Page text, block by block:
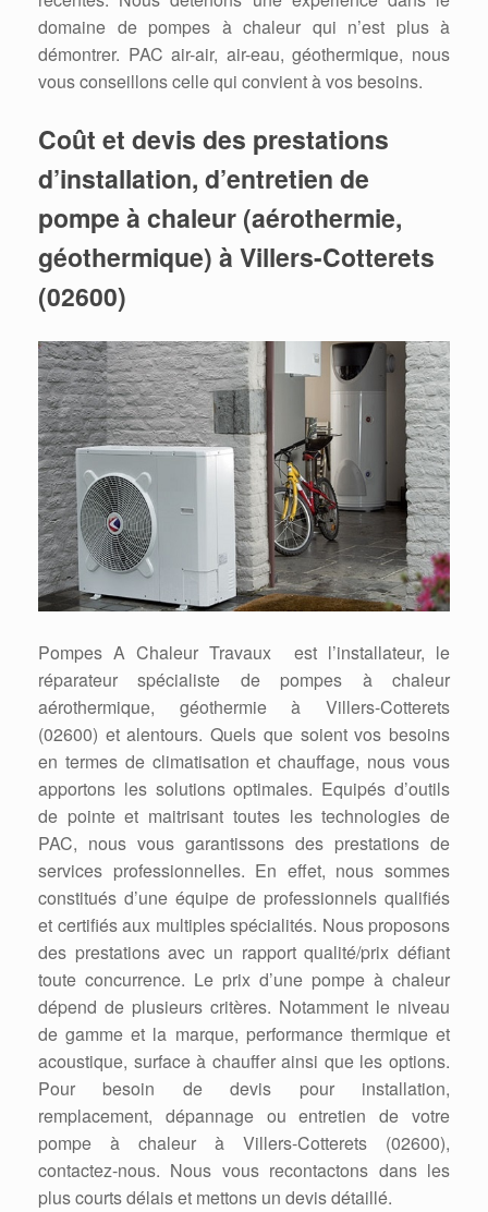
domaine de pompes à chaleur qui n’est plus à
démontrer. PAC air-air, air-eau, géothermique, nous
vous conseillons celle qui convient à vos besoins.
Coût et devis des prestations
d’installation, d’entretien de
pompe à chaleur (aérothermie,
géothermique) à Villers-Cotterets
(02600)
Pompes A Chaleur Travaux est l’installateur, le
réparateur spécialiste de pompes à chaleur
aérothermique, géothermie à Villers-Cotterets
(02600) et alentours. Quels que soient vos besoins
en termes de climatisation et chauffage, nous vous
apportons les solutions optimales. Equipés d’outils
de pointe et maitrisant toutes les technologies de
PAC, nous vous garantissons des prestations de
services professionnelles. En effet, nous sommes
constitués d’une équipe de professionnels qualifiés
et certifiés aux multiples spécialités. Nous proposons
des prestations avec un rapport qualité/prix défiant
toute concurrence. Le prix d’une pompe à chaleur
dépend de plusieurs critères. Notamment le niveau
de gamme et la marque, performance thermique et
acoustique, surface à chauffer ainsi que les options.
Pour besoin de devis pour installation,
remplacement, dépannage ou entretien de votre
pompe à chaleur à Villers-Cotterets (02600),
contactez-nous. Nous vous recontactons dans les
plus courts délais et mettons un devis détaillé.